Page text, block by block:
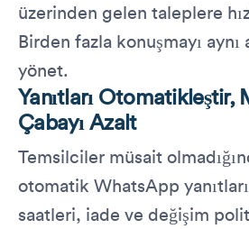
üzerinden gelen taleplere
Birden fazla konuşmayı
yönet.
Yanıtları Otomatikleştir,
Çabayı Azalt
Temsilciler müsait
otomatik WhatsApp
saatleri, iade ve değişim